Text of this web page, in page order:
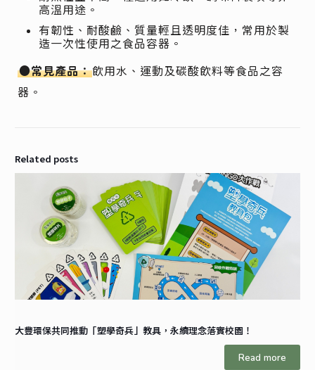
高溫用途。
有韌性、耐酸鹼、質量輕且透明度佳，常用於製
造一次性使用之食品容器。
●常見產品：飲用水、運動及碳酸飲料等食品之容
器。
Related posts
大豐環保共同推動「塑學奇兵」教具，永續理念落實校園！
Read more